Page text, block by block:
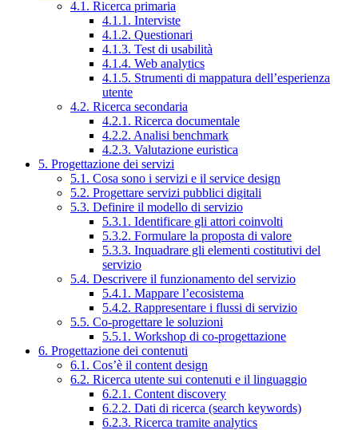
4.1. Ricerca primaria
4.1.1. Interviste
4.1.2. Questionari
4.1.3. Test di usabilità
4.1.4. Web analytics
4.1.5. Strumenti di mappatura dell’esperienza
utente
4.2. Ricerca secondaria
4.2.1. Ricerca documentale
4.2.2. Analisi benchmark
4.2.3. Valutazione euristica
5. Progettazione dei servizi
5.1. Cosa sono i servizi e il service design
5.2. Progettare servizi pubblici digitali
5.3. Definire il modello di servizio
5.3.1. Identificare gli attori coinvolti
5.3.2. Formulare la proposta di valore
5.3.3. Inquadrare gli elementi costitutivi del
servizio
5.4. Descrivere il funzionamento del servizio
5.4.1. Mappare l’ecosistema
5.4.2. Rappresentare i flussi di servizio
5.5. Co-progettare le soluzioni
5.5.1. Workshop di co-progettazione
6. Progettazione dei contenuti
6.1. Cos’è il content design
6.2. Ricerca utente sui contenuti e il linguaggio
6.2.1. Content discovery
6.2.2. Dati di ricerca (search keywords)
6.2.3. Ricerca tramite analytics